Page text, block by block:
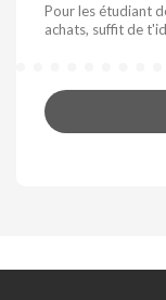
Pour les étudiant
achats, suffit de